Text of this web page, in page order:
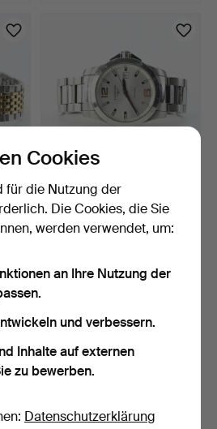
ARMBANDSUHR, Longines
Conquest, 41 mm.
9 Tage
Cookies
für die Nutzung der
Die Cookies, die Sie
werden verwendet, um:
an Ihre Nutzung der
und verbessern.
Inhalte auf externen
zu bewerben.
Datenschutzerklärung